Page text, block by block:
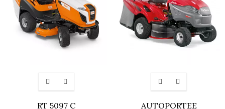
RT 5097 C
AUTOPORTEE